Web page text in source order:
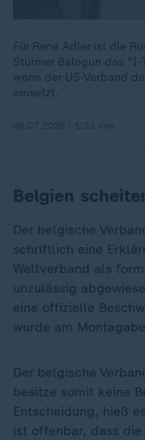
Für René Adler ist die
Stürmer Balogun das
wenn der US-Verband
einsetzt.
Belgien
Der belgische
schriftlich eine
Weltverband als
unzulässig
eine offizielle
wurde am
Der belgische
besitze somit keine
Entscheidung, hieß
ist offenbar, dass die